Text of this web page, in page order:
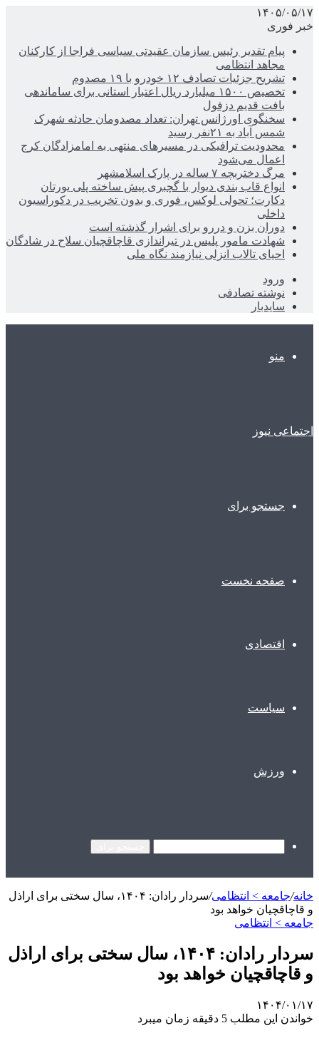
۱۴۰۵/۰۵/۱۷
خبر فوری
پیام تقدیر رئیس سازمان عقیدتی سیاسی فراجا از کارکنان
مجاهد انتظامی
تشریح جزئیات تصادف ۱۲ خودرو با ۱۹ مصدوم
تخصیص ۱۵۰۰ میلیارد ریال اعتبار استانی برای ساماندهی
بافت قدیم دزفول
سخنگوی اورژانس تهران: تعداد مصدومان حادثه شهرک
شمس آباد به ۲۱نفر رسید
محدودیت ترافیکی در مسیرهای منتهی به امامزادگان کرج
اعمال می‌شود
مرگ دختربچه ۷ ساله در پارک اسلامشهر
انواع قاب بندی دیوار با گچبری پیش ساخته پلی یورتان
دکارت؛ تحولی لوکس، فوری و بدون تخریب در دکوراسیون
داخلی
دوران بزن و دررو برای اشرار گذشته است
شهادت مامور پلیس در تیراندازی قاچاقچیان سلاح در شادگان
احیای تالاب انزلی نیازمند نگاه ملی
ورود
نوشته تصادفی
سایدبار
منو
اجتماعی نیوز
جستجو برای
صفحه نخست
اقتصادی
سیاست
ورزش
خانه/جامعه > انتظامی/
سردار رادان: ۱۴۰۴، سال سختی برای اراذل
و قاچاقچیان خواهد بود
جامعه > انتظامی
سردار رادان: ۱۴۰۴، سال سختی برای اراذل
و قاچاقچیان خواهد بود
۱۴۰۴/۰۱/۱۷
خواندن این مطلب 5 دقیقه زمان میبرد